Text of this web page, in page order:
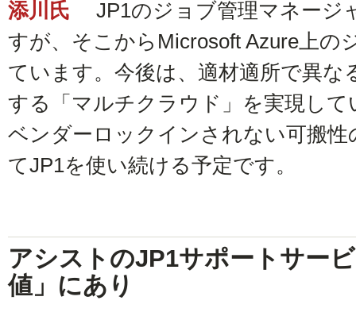
添川氏
JP1のジョブ管理マネージ
すが、そこからMicrosoft Azure上の
ています。今後は、適材適所で異
する「マルチクラウド」を実現し
ベンダーロックインされない可搬
てJP1を使い続ける予定です。
アシストのJP1サポートサー
値」にあり